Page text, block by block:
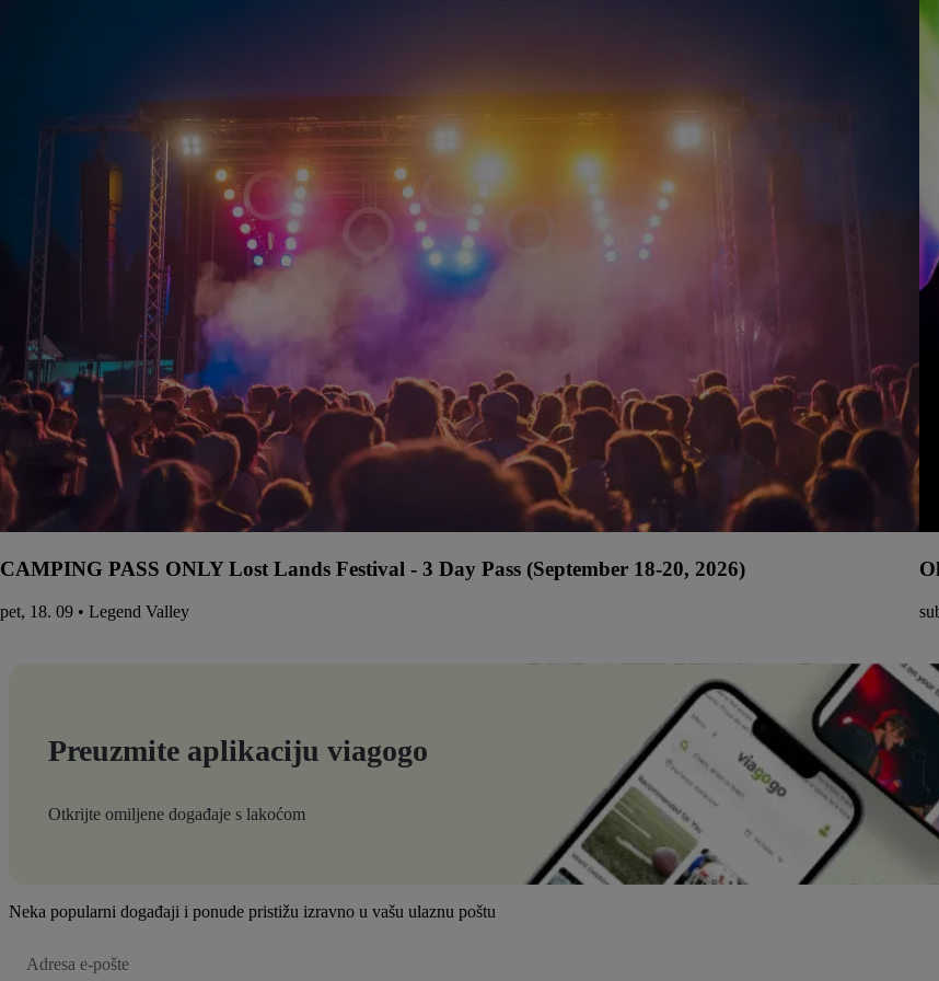
CAMPING PASS ONLY Lost Lands Festival - 3 Day Pass (September 18-20, 2026)
pet, 18. 09 • Legend Valley
Preuzmite aplikaciju viagogo
Otkrijte omiljene događaje s lakoćom
Neka popularni događaji i ponude pristižu izravno u vašu ulaznu poštu
mail